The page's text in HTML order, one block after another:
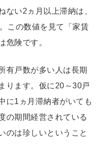
ない2ヵ月以上滞納は、
この数値を見て「家賃
危険です。
有戸数が多い人は長期
ります。仮に20～30戸
に1ヵ月滞納者がいても
の期間経営されている
のは珍しいということ